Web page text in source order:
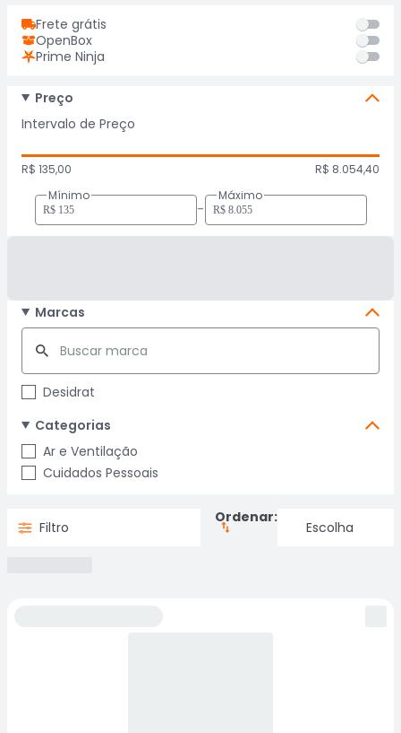
Frete grátis
OpenBox
Prime Ninja
Preço
Intervalo de Preço
R$ 135,00
R$ 8.054,40
Mínimo
-
Máximo
Marcas
Desidrat
Categorias
Ar e Ventilação
Cuidados Pessoais
Filtro
Ordenar: